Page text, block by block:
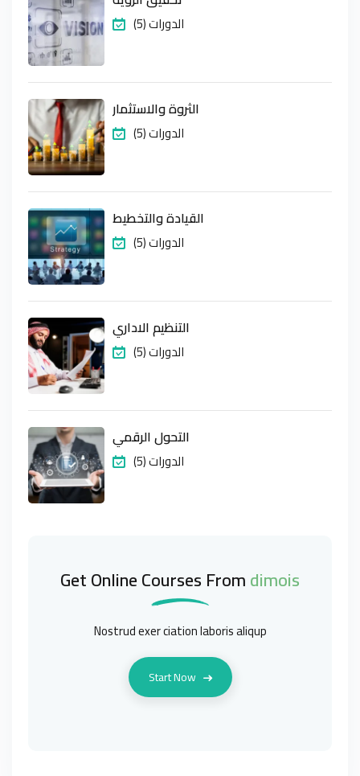
(5) الدورات
الثروة والاستثمار
(5) الدورات
القيادة والتخطيط
(5) الدورات
التنظيم الاداري
(5) الدورات
التحول الرقمي
(5) الدورات
Get Online Courses Fromdimois
Nostrud exer ciation laboris aliqup
Start Now